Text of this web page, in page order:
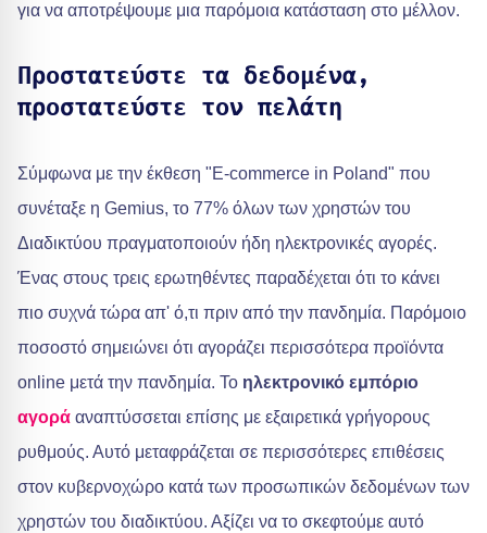
για να αποτρέψουμε μια παρόμοια κατάσταση στο μέλλον.
Προστατεύστε τα δεδομένα,
προστατεύστε τον πελάτη
Σύμφωνα με την έκθεση "E-commerce in Poland" που
συνέταξε η Gemius, το 77% όλων των χρηστών του
Διαδικτύου πραγματοποιούν ήδη ηλεκτρονικές αγορές.
Ένας στους τρεις ερωτηθέντες παραδέχεται ότι το κάνει
πιο συχνά τώρα απ' ό,τι πριν από την πανδημία. Παρόμοιο
ποσοστό σημειώνει ότι αγοράζει περισσότερα προϊόντα
online μετά την πανδημία. Το ηλεκτρονικό εμπόριο
αγορά αναπτύσσεται επίσης με εξαιρετικά γρήγορους
ρυθμούς. Αυτό μεταφράζεται σε περισσότερες επιθέσεις
στον κυβερνοχώρο κατά των προσωπικών δεδομένων των
χρηστών του διαδικτύου. Αξίζει να το σκεφτούμε αυτό